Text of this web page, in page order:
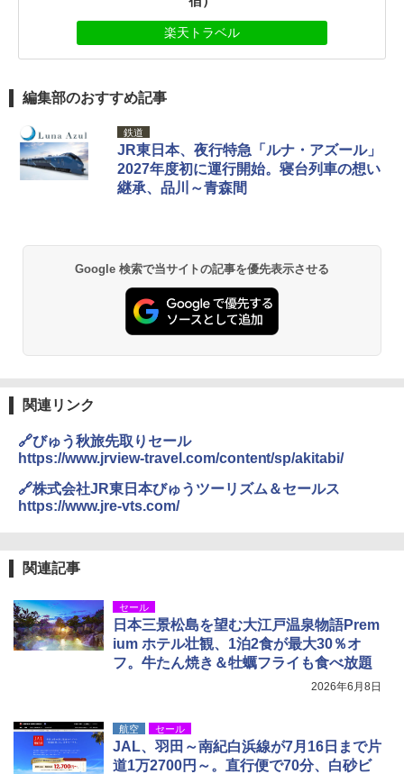
楽天トラベル
編集部のおすすめ記事
鉄道
JR東日本、夜行特急「ルナ・アズール」
2027年度初に運行開始。寝台列車の想い
継承、品川～青森間
Google 検索で当サイトの記事を優先表示させる
関連リンク
🔗びゅう秋旅先取りセール
https://www.jrview-travel.com/content/sp/akitabi/
🔗株式会社JR東日本びゅうツーリズム＆セールス
https://www.jre-vts.com/
関連記事
セール
日本三景松島を望む大江戸温泉物語Prem
ium ホテル壮観、1泊2食が最大30％オ
フ。牛たん焼き＆牡蠣フライも食べ放題
2026年6月8日
航空 セール
JAL、羽田～南紀白浜線が7月16日まで片
道1万2700円～。直行便で70分、白砂ビ